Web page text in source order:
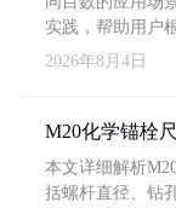
实践，帮助用户
2026年8月4日
M20化学锚栓
本文详细解析
括螺杆直径、钻